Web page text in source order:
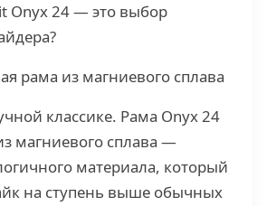
Onyx 24 — это выбор
рама из магниевого сплава
классике. Рама Onyx 24
магниевого сплава —
материала, который
на ступень выше обычных